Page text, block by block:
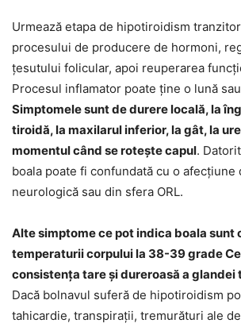
Urmează etapa de hipotiroidism
procesului de producere de hormoni,
ţesutului folicular, apoi reuperarea
Procesul inflamator poate ţine o lună
Simptomele sunt de durere locală, la
tiroidă, la maxilarul inferior, la gât, la
momentul când se roteşte capul.
boala poate fi confundată cu o afecţiune
neurologică sau din sfera ORL.
Alte simptome ce pot indica boala sunt
temperaturii corpului la 38-39 grade
consistenţa tare şi dureroasă a glandei
Dacă bolnavul suferă de hipotiroidism
tahicardie, transpiraţii, tremurături ale